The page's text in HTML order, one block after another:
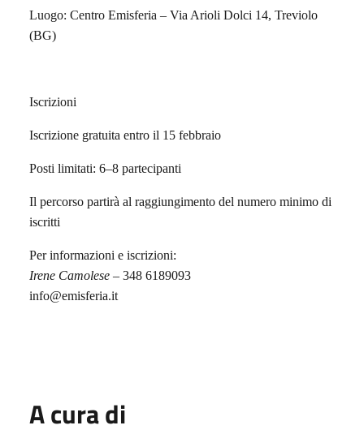
Luogo: Centro Emisferia – Via Arioli Dolci 14, Treviolo
(BG)
Iscrizioni
Iscrizione gratuita entro il 15 febbraio
Posti limitati: 6–8 partecipanti
Il percorso partirà al raggiungimento del numero minimo di
iscritti
Per informazioni e iscrizioni:
Irene Camolese – 348 6189093
info@emisferia.it
A cura di